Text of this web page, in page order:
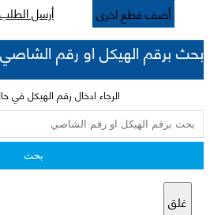
أضف قطع اخرى أرسل الطلب
بحث برقم الهيكل او رقم الشاصي
الرجاء ادخال رقم الهيكل في
بحث
غلق